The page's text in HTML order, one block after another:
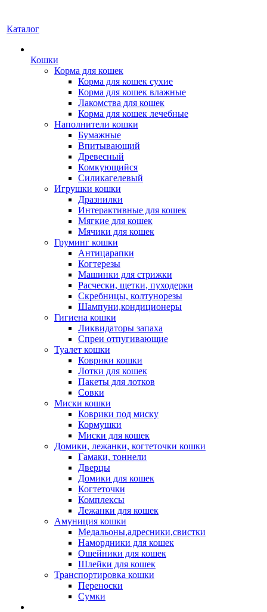
Каталог
Кошки
Корма для кошек
Корма для кошек сухие
Корма для кошек влажные
Лакомства для кошек
Корма для кошек лечебные
Наполнители кошки
Бумажные
Впитывающий
Древесный
Комкующийся
Силикагелевый
Игрушки кошки
Дразнилки
Интерактивные для кошек
Мягкие для кошек
Мячики для кошек
Груминг кошки
Антицарапки
Когтерезы
Машинки для стрижки
Расчески, щетки, пуходерки
Скребницы, колтунорезы
Шампуни,кондиционеры
Гигиена кошки
Ликвидаторы запаха
Спреи отпугивающие
Туалет кошки
Коврики кошки
Лотки для кошек
Пакеты для лотков
Совки
Миски кошки
Коврики под миску
Кормушки
Миски для кошек
Домики, лежанки, когтеточки кошки
Гамаки, тоннели
Дверцы
Домики для кошек
Когтеточки
Комплексы
Лежанки для кошек
Амуниция кошки
Медальоны,адресники,свистки
Намордники для кошек
Ошейники для кошек
Шлейки для кошек
Транспортировка кошки
Переноски
Сумки